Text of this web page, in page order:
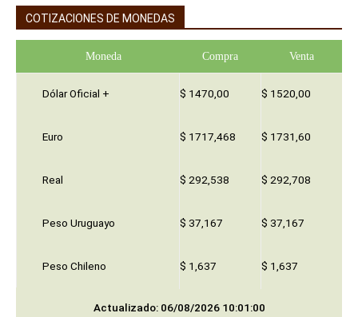
COTIZACIONES DE MONEDAS
Moneda Compra Venta
Dólar Oficial + $ 1470,00 $ 1520,00
Euro $ 1717,468 $ 1731,60
Real $ 292,538 $ 292,708
Peso Uruguayo $ 37,167 $ 37,167
Peso Chileno $ 1,637 $ 1,637
Actualizado: 06/08/2026 10:01:00